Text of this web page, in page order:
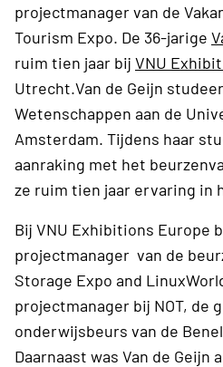
projectmanager van de
Tourism Expo. De 36-jarige
ruim tien jaar bij VNU
Utrecht.Van de Geijn
Wetenschappen aan de
Amsterdam. Tijdens haar
aanraking met het
ze ruim tien jaar ervaring in
Bij VNU Exhibitions Europe
projectmanager van de
Storage Expo and
projectmanager bij NOT, de
onderwijsbeurs van de
Daarnaast was Van de